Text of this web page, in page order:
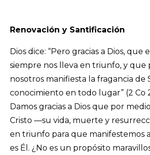
Renovación y Santificación
Dios dice: “Pero gracias a Dios, que
siempre nos lleva en triunfo, y que
nosotros manifiesta la fragancia de
conocimiento en todo lugar” (2 Co
Damos gracias a Dios que por
Cristo —su vida, muerte y
en triunfo para que manifestemos
es Él. ¿No es un propósito